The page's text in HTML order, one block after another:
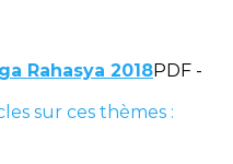
Rahasya 2018PDF -
sur ces thèmes :